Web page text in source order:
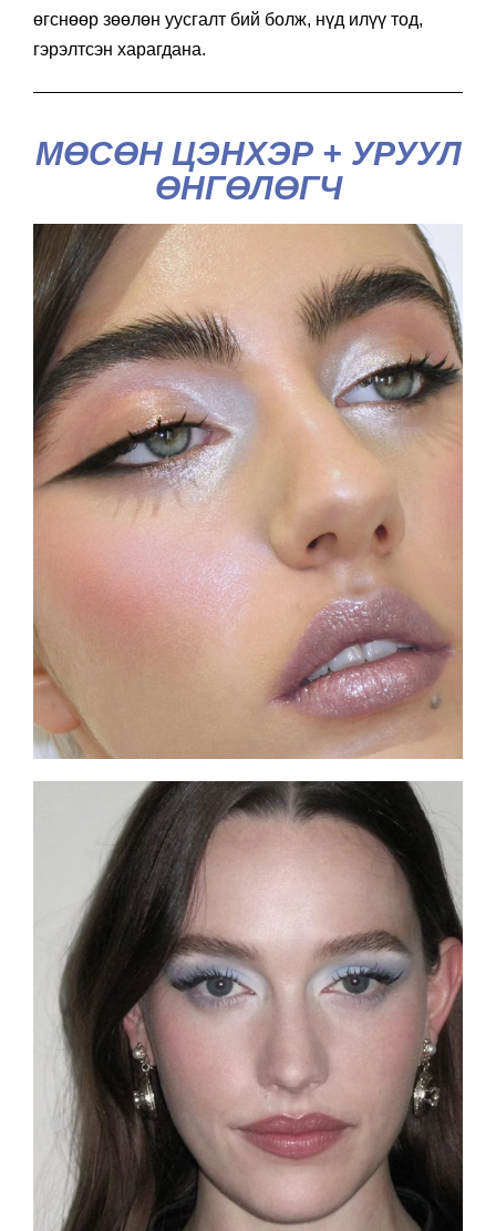
өгснөөр зөөлөн уусгалт бий болж, нүд илүү тод,
гэрэлтсэн харагдана.
МӨСӨН ЦЭНХЭР + УРУУЛ
ӨНГӨЛӨГЧ